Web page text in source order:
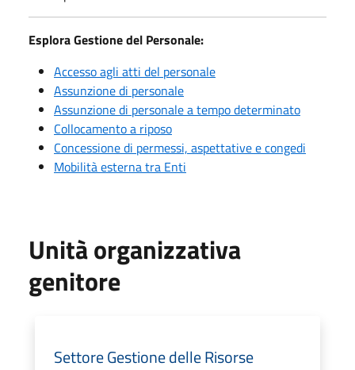
Esplora Gestione del Personale:
Accesso agli atti del personale
Assunzione di personale
Assunzione di personale a tempo determinato
Collocamento a riposo
Concessione di permessi, aspettative e congedi
Mobilità esterna tra Enti
Unità organizzativa
genitore
Settore Gestione delle Risorse